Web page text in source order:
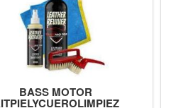
BASS MOTOR